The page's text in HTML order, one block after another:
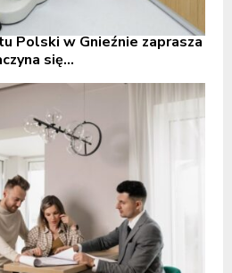
Polski w Gnieźnie zaprasza
się...